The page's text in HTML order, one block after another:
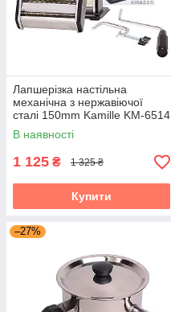
Лапшерізка настільна
механічна з нержавіючої
сталі 150mm Kamille KM-6514
В наявності
1 125 ₴ 1 325 ₴
Купити
–27%